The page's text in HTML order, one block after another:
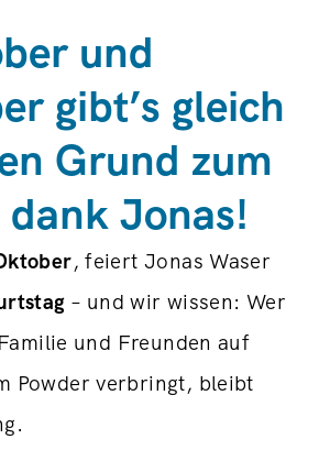
und
gibt’s gleich
Grund zum
dank Jonas!
, feiert Jonas Waser
– und wir wissen: Wer
und Freunden auf
Powder verbringt, bleibt